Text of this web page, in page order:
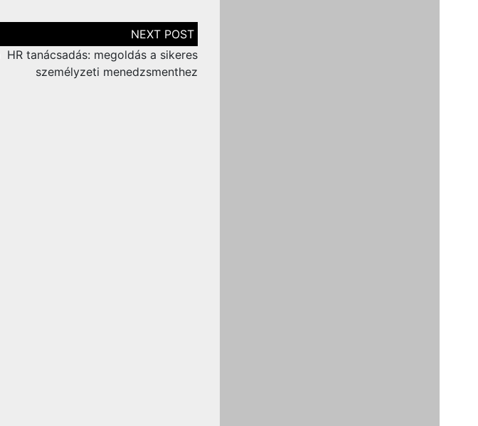
HR tanácsadás: megoldás a sikeres
személyzeti menedzsmenthez